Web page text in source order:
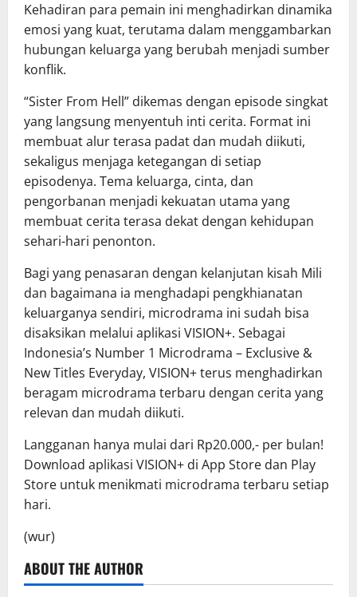
Kehadiran para pemain ini menghadirkan dinamika
emosi yang kuat, terutama dalam menggambarkan
hubungan keluarga yang berubah menjadi sumber
konflik.
“Sister From Hell” dikemas dengan episode singkat
yang langsung menyentuh inti cerita. Format ini
membuat alur terasa padat dan mudah diikuti,
sekaligus menjaga ketegangan di setiap
episodenya. Tema keluarga, cinta, dan
pengorbanan menjadi kekuatan utama yang
membuat cerita terasa dekat dengan kehidupan
sehari-hari penonton.
Bagi yang penasaran dengan kelanjutan kisah Mili
dan bagaimana ia menghadapi pengkhianatan
keluarganya sendiri, microdrama ini sudah bisa
disaksikan melalui aplikasi VISION+. Sebagai
Indonesia’s Number 1 Microdrama – Exclusive &
New Titles Everyday, VISION+ terus menghadirkan
beragam microdrama terbaru dengan cerita yang
relevan dan mudah diikuti.
Langganan hanya mulai dari Rp20.000,- per bulan!
Download aplikasi VISION+ di App Store dan Play
Store untuk menikmati microdrama terbaru setiap
hari.
(wur)
ABOUT THE AUTHOR